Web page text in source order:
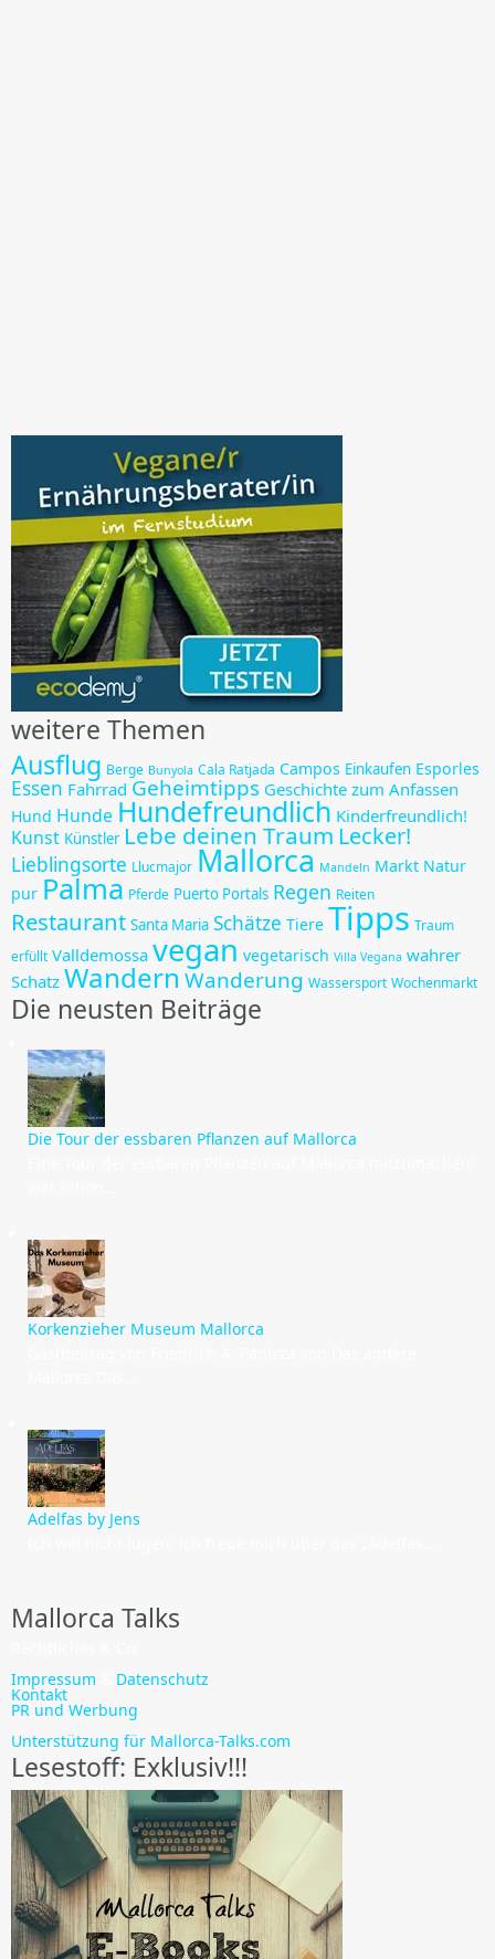
weitere Themen
Ausflug Berge Bunyola Cala Ratjada Campos Einkaufen Esporles
Essen Fahrrad Geheimtipps Geschichte zum Anfassen
Hund Hunde Hundefreundlich Kinderfreundlich!
Kunst Künstler Lebe deinen Traum Lecker!
Lieblingsorte Llucmajor Mallorca Mandeln Markt Natur
pur Palma Pferde Puerto Portals Regen Reiten
Restaurant Santa Maria Schätze Tiere Tipps Traum
erfüllt Valldemossa vegan vegetarisch Villa Vegana wahrer
Schatz Wandern Wanderung Wassersport Wochenmarkt
Die neusten Beiträge
Die Tour der essbaren Pflanzen auf Mallorca
Korkenzieher Museum Mallorca
Adelfas by Jens
Mallorca Talks
Impressum
Datenschutz
Kontakt
PR und Werbung
Unterstützung für Mallorca-Talks.com
Lesestoff: Exklusiv!!!